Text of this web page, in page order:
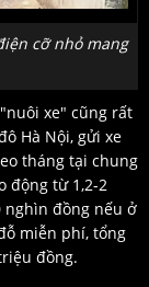
cỡ nhỏ mang
xe" cũng rất
Hà Nội, gửi xe
tháng tại chung
động từ 1,2-2
nghìn đồng nếu ở
miễn phí, tổng
đồng.